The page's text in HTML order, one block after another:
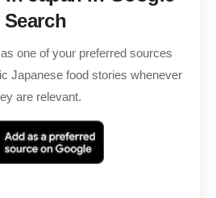
Search
one of your preferred sources
Japanese food stories whenever
are relevant.